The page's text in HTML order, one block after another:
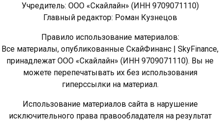
Учредитель: ООО «Скайлайн» (ИНН 9709071110)
Главный редактор: Роман Кузнецов
Правило использование материалов:
Все материалы, опубликованные СкайФинанс | SkyFinance,
принадлежат ООО «Скайлайн» (ИНН 9709071110). Вы не
можете перепечатывать их без использования
гиперссылки на материал.
Использование материалов сайта в нарушение
исключительного права правообладателя на результат